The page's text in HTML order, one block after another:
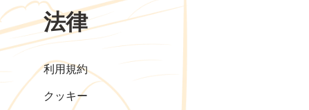
法律
利用規約
クッキー